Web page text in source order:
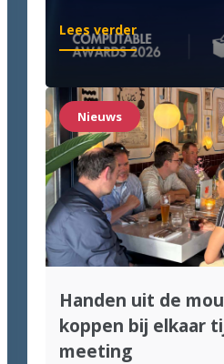
Lees verder:
We
genomineerd
voor
de
Computable
Awards
2026!
Nieuws
Handen uit de
koppen bij elkaar
meeting